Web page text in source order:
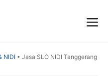
NIDI • Jasa SLO NIDI Tanggerang